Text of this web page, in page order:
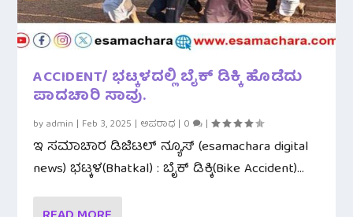
ACCIDENT/ ಭಟ್ಕಳದಲ್ಲಿ ಬೈಕ್ ಡಿಕ್ಕಿ ಹೊಡೆದು
ಪಾದಚಾರಿ ಸಾವು.
byadmin | Feb 3, 2025 | ಅಪರಾಧ | 0 |
ಇ ಸಮಾಚಾರ ಡಿಜಿಟಲ್ ನ್ಯೂಸ್ (esamachara digital
news) ಭಟ್ಕಳ(Bhatkal) : ಬೈಕ್ ಡಿಕ್ಕಿ(Bike Accident)...